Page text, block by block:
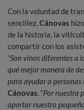
Con la voluntad de
sencillez,Cánovas
de la historia, la
compartir con los
“Son vinos diferentes a
qué mejor manera de
para ayudar a personas
Cánovas. “Por nuestra
aportar nuestro